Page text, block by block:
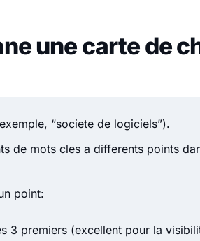
une carte de
“societe de logiciels”).
de mots cles a differents points
point:
3 premiers (excellent pour la